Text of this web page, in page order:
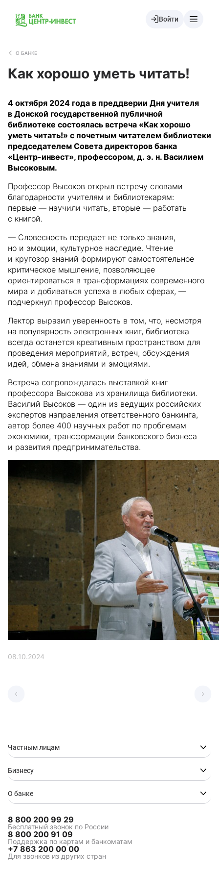
Войти
О БАНКЕ
Как хорошо уметь читать!
4 октября 2024 года в преддверии Дня учителя
в Донской государственной публичной
библиотеке состоялась встреча «Как хорошо
уметь читать!» с почетным читателем библиотеки
председателем Совета директоров банка
«Центр-инвест», профессором, д. э. н. Василием
Высоковым.
Профессор Высоков открыл встречу словами
благодарности учителям и библиотекарям:
первые — научили читать, вторые — работать
с книгой.
— Словесность передает не только знания,
но и эмоции, культурное наследие. Чтение
и кругозор знаний формируют самостоятельное
критическое мышление, позволяющее
ориентироваться в трансформациях современного
мира и добиваться успеха в любых сферах, —
подчеркнул профессор Высоков.
Лектор выразил уверенность в том, что, несмотря
на популярность электронных книг, библиотека
всегда останется креативным пространством для
проведения мероприятий, встреч, обсуждения
идей, обмена знаниями и эмоциями.
Встреча сопровождалась выставкой книг
профессора Высокова из хранилища библиотеки.
Василий Высоков — один из ведущих российских
экспертов направления ответственного банкинга,
автор более 400 научных работ по проблемам
экономики, трансформации банковского бизнеса
и развития предпринимательства.
08.10.2024
Частным лицам
Бизнесу
О банке
8 800 200 99 29
Бесплатный звонок по России
8 800 200 91 09
Поддержка по картам и банкоматам
+7 863 200 00 00
Для звонков из других стран